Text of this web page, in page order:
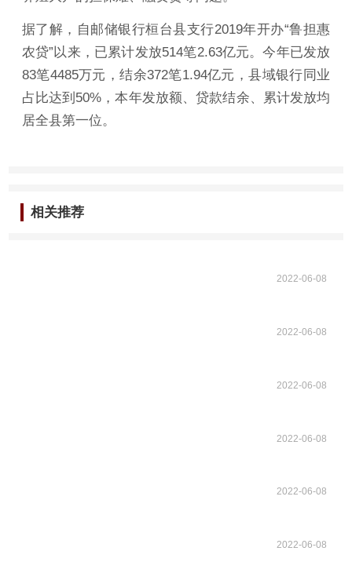
据了解，自邮储银行桓台县支行2019年开办“鲁担惠
农贷”以来，已累计发放514笔2.63亿元。今年已发放
83笔4485万元，结余372笔1.94亿元，县域银行同业
占比达到50%，本年发放额、贷款结余、累计发放均
居全县第一位。
相关推荐
2022-06-08
2022-06-08
2022-06-08
2022-06-08
2022-06-08
2022-06-08